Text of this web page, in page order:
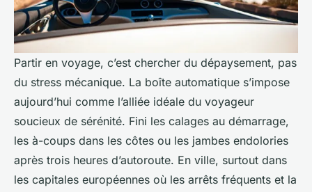
Partir en voyage, c’est chercher du dépaysement, pas
du stress mécanique. La boîte automatique s’impose
aujourd’hui comme l’alliée idéale du voyageur
soucieux de sérénité. Fini les calages au démarrage,
les à-coups dans les côtes ou les jambes endolories
après trois heures d’autoroute. En ville, surtout dans
les capitales européennes où les arrêts fréquents et la